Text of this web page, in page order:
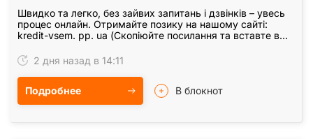
Швидко та легко, без зайвих запитань і дзвінків – увесь
процес онлайн. Отримайте позику на нашому сайті:
kredit-vsem. pp. ua (Скопіюйте посилання та вставте в
2 дня назад в 14:11
Подробнее В блокнот